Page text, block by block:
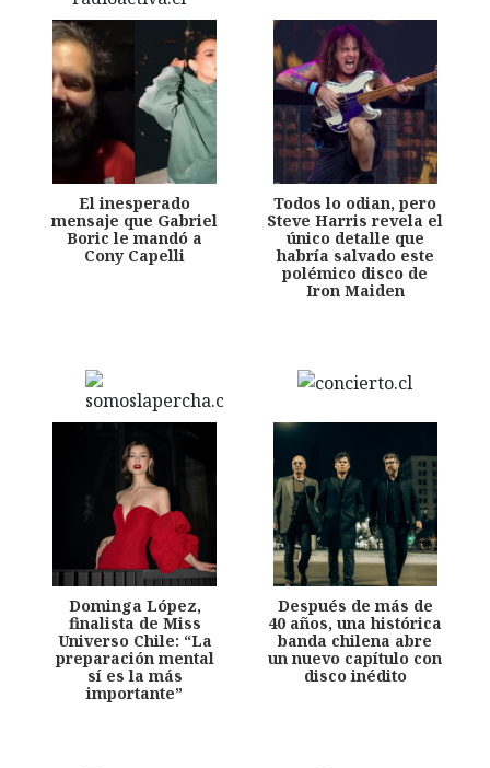
El inesperado
mensaje que Gabriel
Boric le mandó a
Cony Capelli
Todos lo odian, pero
Steve Harris revela el
único detalle que
habría salvado este
polémico disco de
Iron Maiden
Dominga López,
finalista de Miss
Universo Chile: “La
preparación mental
sí es la más
importante”
Después de más de
40 años, una histórica
banda chilena abre
un nuevo capítulo con
disco inédito